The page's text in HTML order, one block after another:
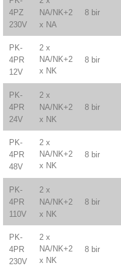
4PZ
230V
NA/NK+2
x NA
8 bir
PK-
4PR
12V
2 x
NA/NK+2
x NK
8 bir
PK-
4PR
24V
2 x
NA/NK+2
x NK
8 bir
PK-
4PR
48V
2 x
NA/NK+2
x NK
8 bir
PK-
4PR
110V
2 x
NA/NK+2
x NK
8 bir
PK-
4PR
230V
2 x
NA/NK+2
x NK
8 bir